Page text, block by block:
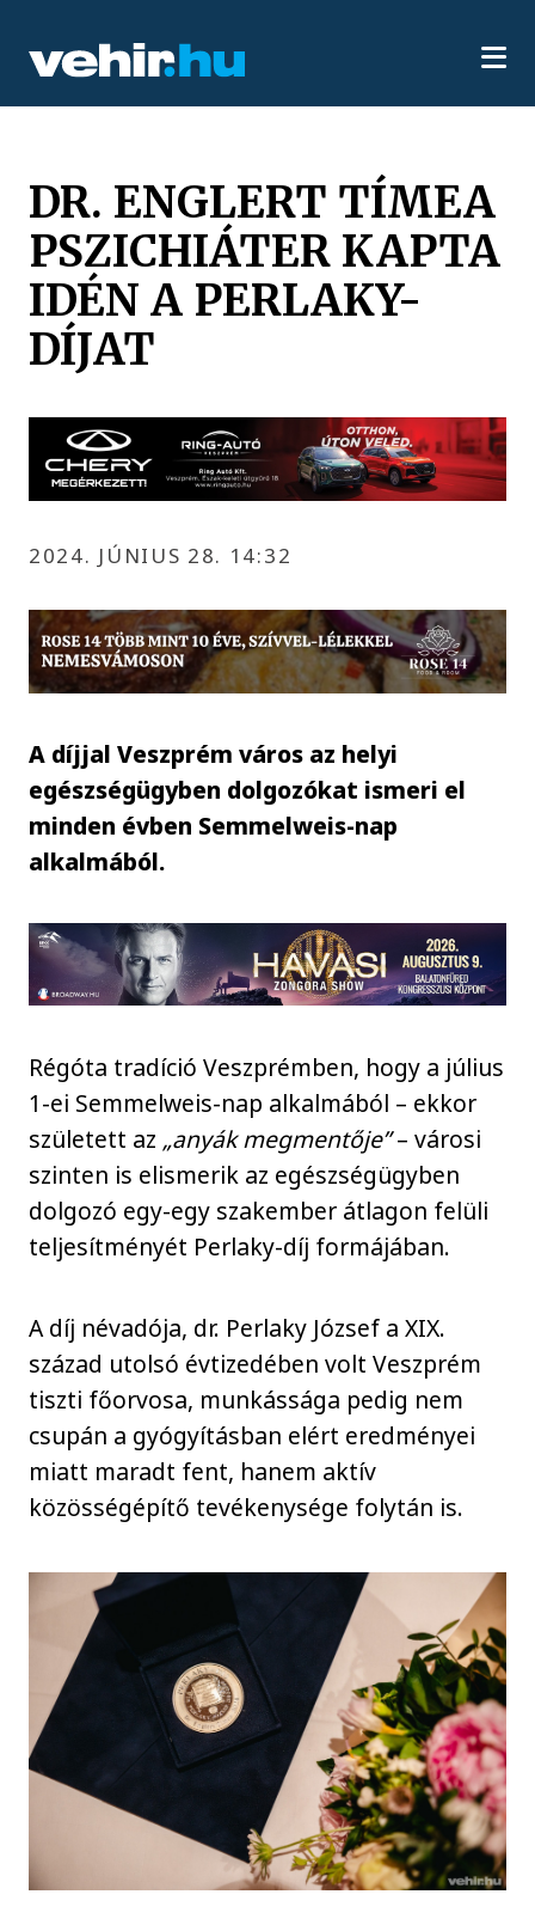
DR. ENGLERT TÍMEA
PSZICHIÁTER KAPTA
IDÉN A PERLAKY-
DÍJAT
2024. JÚNIUS 28. 14:32
A díjjal Veszprém város az helyi
egészségügyben dolgozókat ismeri el
minden évben Semmelweis-nap
alkalmából.
Régóta tradíció Veszprémben, hogy a július
1-ei Semmelweis-nap alkalmából – ekkor
született az „anyák megmentője”– városi
szinten is elismerik az egészségügyben
dolgozó egy-egy szakember átlagon felüli
teljesítményét Perlaky-díj formájában.
A díj névadója, dr. Perlaky József a XIX.
század utolsó évtizedében volt Veszprém
tiszti főorvosa, munkássága pedig nem
csupán a gyógyításban elért eredményei
miatt maradt fent, hanem aktív
közösségépítő tevékenysége folytán is.